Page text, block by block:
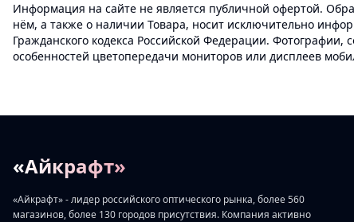
Информация на сайте не является публичной офертой.
нём, а также о наличии Товара, носит исключительно
Гражданского кодекса Российской Федерации.
особенностей цветопередачи мониторов или дисплеев
«Айкрафт»
«Айкрафт» - лидер российского оптического рынка, более 560
магазинов, более 130 городов присутствия. Компания активно